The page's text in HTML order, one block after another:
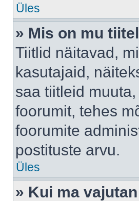
Üles
» Mis on mu
Tiitlid näitavad,
kasutajaid,
saa tiitleid
foorumit, tehes
foorumite
postituste arvu.
Üles
» Kui ma